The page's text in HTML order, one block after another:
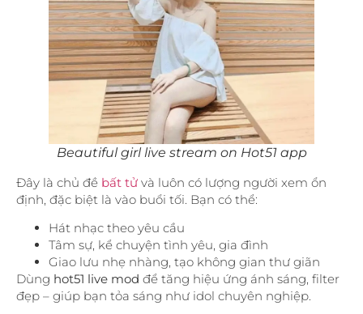
Beautiful girl live stream on Hot51 app
Đây là chủ đề bất tử và luôn có lượng người xem ổn
định, đặc biệt là vào buổi tối. Bạn có thể:
Hát nhạc theo yêu cầu
Tâm sự, kể chuyện tình yêu, gia đình
Giao lưu nhẹ nhàng, tạo không gian thư giãn
Dùng hot51 live mod để tăng hiệu ứng ánh sáng, filter
đẹp – giúp bạn tỏa sáng như idol chuyên nghiệp.